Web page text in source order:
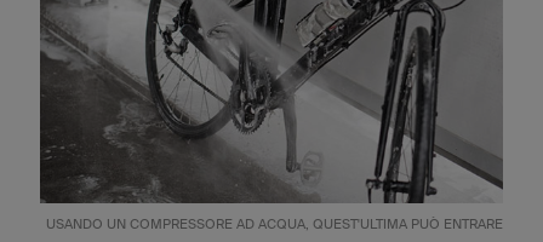
USANDO UN COMPRESSORE AD ACQUA, QUEST'ULTIMA PUÒ ENTRARE